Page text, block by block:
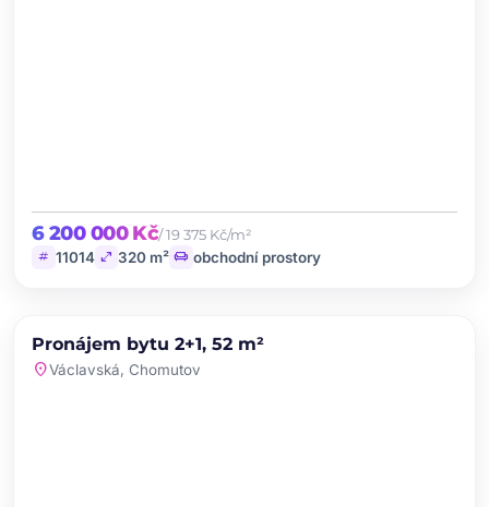
6 200 000 Kč/ 19 375 Kč/m²
tag 11014 open_in_full 320 m² chair obchodní prostory
PRONÁJEM NOVINKA
Pronájem bytu 2+1, 52 m²
location_onVáclavská, Chomutov